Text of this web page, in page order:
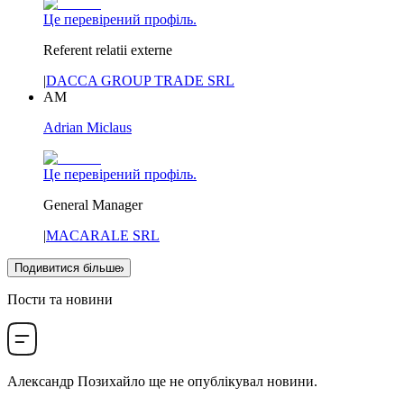
Це перевірений профіль.
Referent relatii externe
|DACCA GROUP TRADE SRL
AM
Adrian Miclaus
Це перевірений профіль.
General Manager
|MACARALE SRL
Подивитися більше
Пости та новини
Александр Позихайло ще не опублікувал новини.